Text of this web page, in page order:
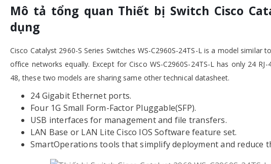
Mô tả tổng quan Thiết bị Switch Cisco
dụng
Cisco Catalyst 2960-S Series Switches WS-C2960S-24TS-L is a model
office networks equally. Except for Cisco WS-C2960S-24TS-L has only 24
48, these two models are sharing same other technical datasheet.
24 Gigabit Ethernet ports.
Four 1G Small Form-Factor Pluggable(SFP).
USB interfaces for management and file transfers.
LAN Base or LAN Lite Cisco IOS Software feature set.
SmartOperations tools that simplify deployment and reduce